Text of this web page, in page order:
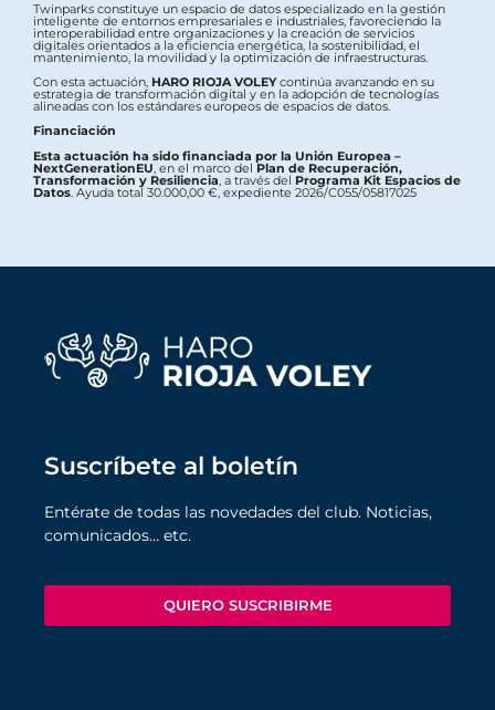
Twinparks constituye un espacio de datos especializado en la gestión
inteligente de entornos empresariales e industriales, favoreciendo la
interoperabilidad entre organizaciones y la creación de servicios
digitales orientados a la eficiencia energética, la sostenibilidad, el
mantenimiento, la movilidad y la optimización de infraestructuras.
Con esta actuación, HARO RIOJA VOLEYcontinúa avanzando en su
estrategia de transformación digital y en la adopción de tecnologías
alineadas con los estándares europeos de espacios de datos.
Financiación
Esta actuación ha sido financiada por la Unión Europea –
NextGenerationEU , en el marco delPlan de Recuperación,
Transformación y Resiliencia , a través del Programa Kit Espacios de
Datos . Ayuda total 30.000,00 €, expediente 2026/C055/05817025
Suscríbete al boletín
Entérate de todas las novedades del club. Noticias,
comunicados… etc.
QUIERO SUSCRIBIRME